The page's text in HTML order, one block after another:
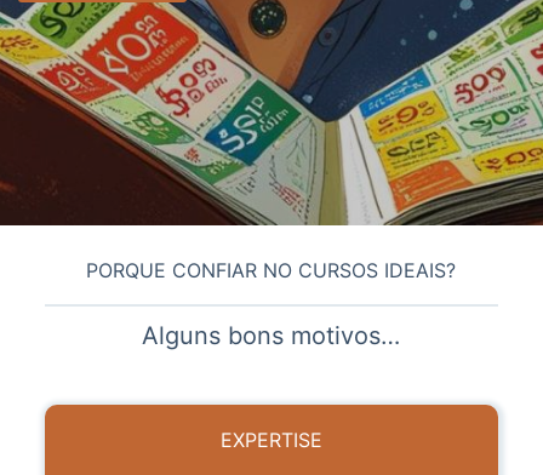
PORQUE CONFIAR NO CURSOS IDEAIS?
Alguns bons motivos…
EXPERTISE